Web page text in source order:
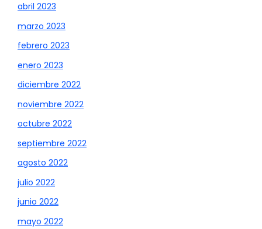
abril 2023
marzo 2023
febrero 2023
enero 2023
diciembre 2022
noviembre 2022
octubre 2022
septiembre 2022
agosto 2022
julio 2022
junio 2022
mayo 2022